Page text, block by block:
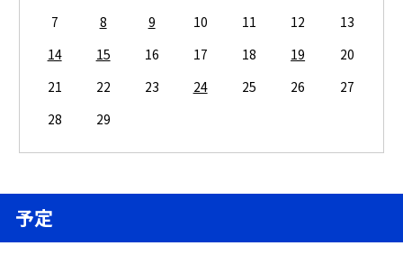
7
8 9 10 11 12
13
14
15 16 17 18 19
20
21
22 23 24 25 26
27
28
29
予定